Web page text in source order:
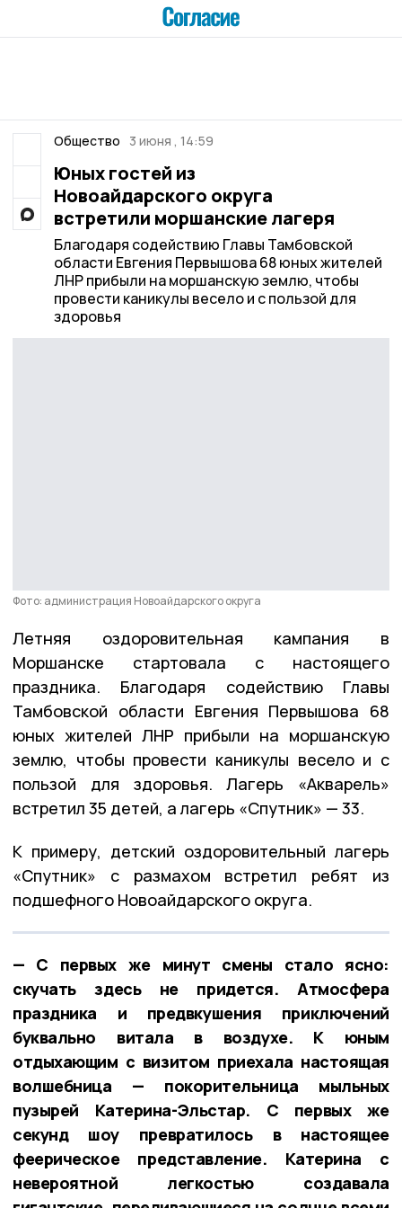
Общество 3 июня , 14:59
Юных гостей из
Новоайдарского округа
встретили моршанские лагеря
Благодаря содействию Главы Тамбовской
области Евгения Первышова 68 юных жителей
ЛНР прибыли на моршанскую землю, чтобы
провести каникулы весело и с пользой для
здоровья
Фото: администрация Новоайдарского округа
Летняя оздоровительная кампания в
Моршанске стартовала с настоящего
праздника. Благодаря содействию Главы
Тамбовской области Евгения Первышова 68
юных жителей ЛНР прибыли на моршанскую
землю, чтобы провести каникулы весело и с
пользой для здоровья. Лагерь «Акварель»
встретил 35 детей, а лагерь «Спутник» — 33.
К примеру, детский оздоровительный лагерь
«Спутник» с размахом встретил ребят из
подшефного Новоайдарского округа.
— С первых же минут смены стало ясно:
скучать здесь не придется. Атмосфера
праздника и предвкушения приключений
буквально витала в воздухе. К юным
отдыхающим с визитом приехала настоящая
волшебница — покорительница мыльных
пузырей Катерина-Эльстар. С первых же
секунд шоу превратилось в настоящее
феерическое представление. Катерина с
невероятной легкостью создавала